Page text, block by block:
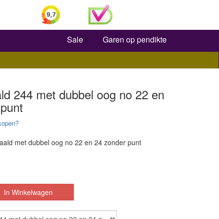
Zoeken
Sale Garen op pendikte
244 met dubbel oog no 22 en
met dubbel oog no 22 en 24 zonder punt